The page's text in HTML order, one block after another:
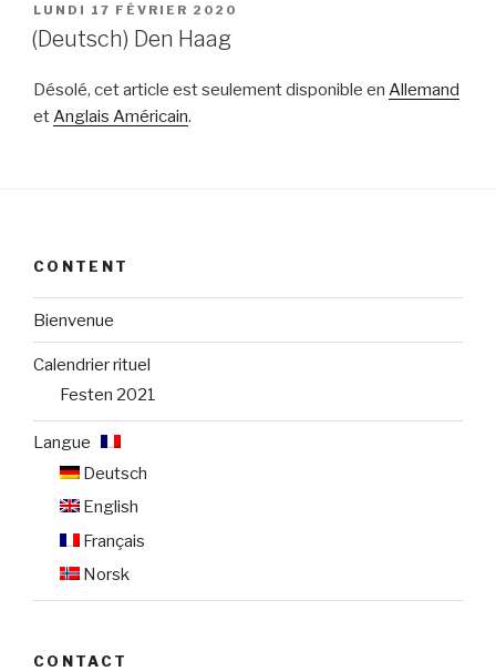
PUBLIÉ
LE
LUNDI 17 FÉVRIER 2020
(Deutsch) Den Haag
Désolé, cet article est seulement disponible en Allemand
etAnglais Américain.
CONTENT
Bienvenue
Calendrier rituel
Festen 2021
Langue :
Deutsch
English
Français
Norsk
CONTACT